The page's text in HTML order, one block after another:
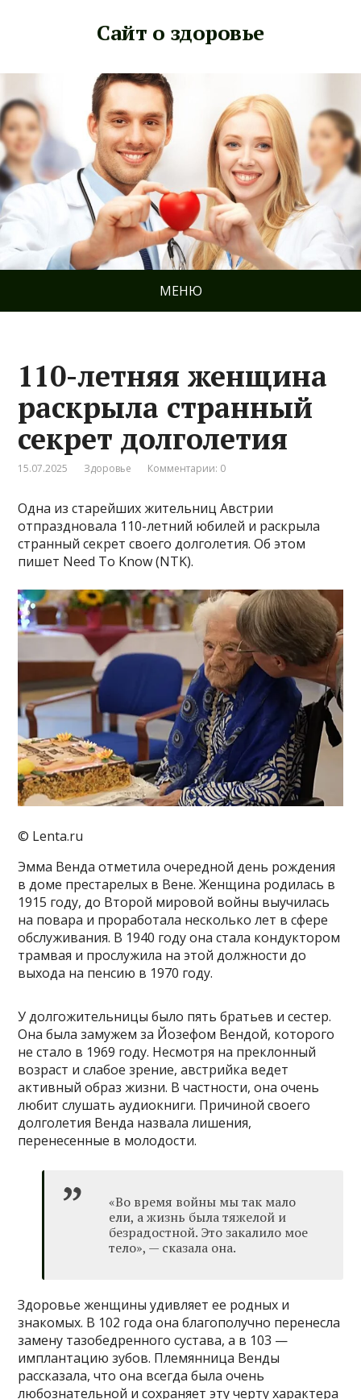
Сайт о здоровье
МЕНЮ
110-летняя женщина
раскрыла странный
секрет долголетия
15.07.2025 Здоровье Комментарии: 0
Одна из старейших жительниц Австрии
отпраздновала 110-летний юбилей и раскрыла
странный секрет своего долголетия. Об этом
пишет Need To Know (NTK).
© Lenta.ru
Эмма Венда отметила очередной день рождения
в доме престарелых в Вене. Женщина родилась в
1915 году, до Второй мировой войны выучилась
на повара и проработала несколько лет в сфере
обслуживания. В 1940 году она стала кондуктором
трамвая и прослужила на этой должности до
выхода на пенсию в 1970 году.
У долгожительницы было пять братьев и сестер.
Она была замужем за Йозефом Вендой, которого
не стало в 1969 году. Несмотря на преклонный
возраст и слабое зрение, австрийка ведет
активный образ жизни. В частности, она очень
любит слушать аудиокниги. Причиной своего
долголетия Венда назвала лишения,
перенесенные в молодости.
«Во время войны мы так мало
ели, а жизнь была тяжелой и
безрадостной. Это закалило мое
тело», — сказала она.
Здоровье женщины удивляет ее родных и
знакомых. В 102 года она благополучно перенесла
замену тазобедренного сустава, а в 103 —
имплантацию зубов. Племянница Венды
рассказала, что она всегда была очень
любознательной и сохраняет эту черту характера